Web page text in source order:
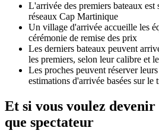
L'arrivée des premiers bateaux est
réseaux Cap Martinique
Un village d'arrivée accueille les
cérémonie de remise des prix
Les derniers bateaux peuvent
les premiers, selon leur calibre et
Les proches peuvent réserver
estimations d'arrivée basées sur le
Et si vous voulez
que spectateur